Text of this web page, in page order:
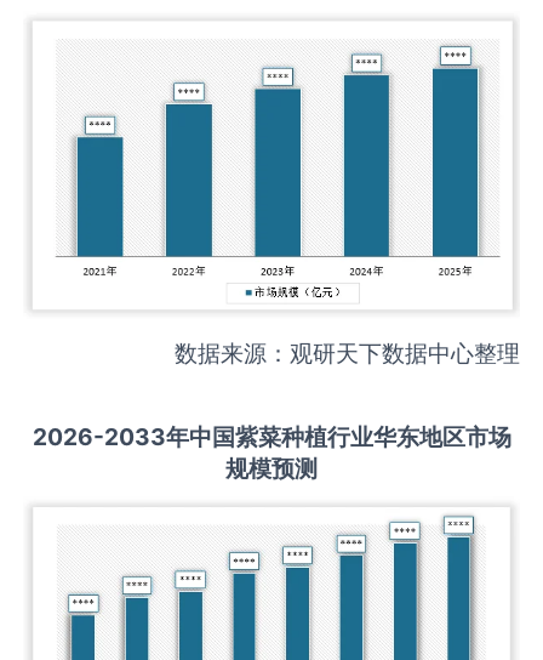
数据来源：观研天下数据中心整理
2026-2033年中国紫菜种植行业华东地区市场
规模预测